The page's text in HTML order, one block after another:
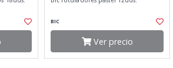
BIC
Ver precio